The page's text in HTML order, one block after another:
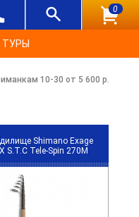
0
10-30 от 5 600 р.
Shimano Exage
S.T.C Tele-Spin 270M